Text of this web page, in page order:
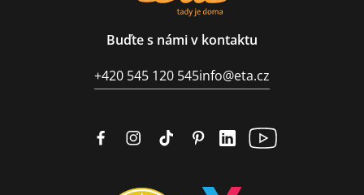
Buďte s námi v kontaktu
+420 545 120 545info@eta.cz